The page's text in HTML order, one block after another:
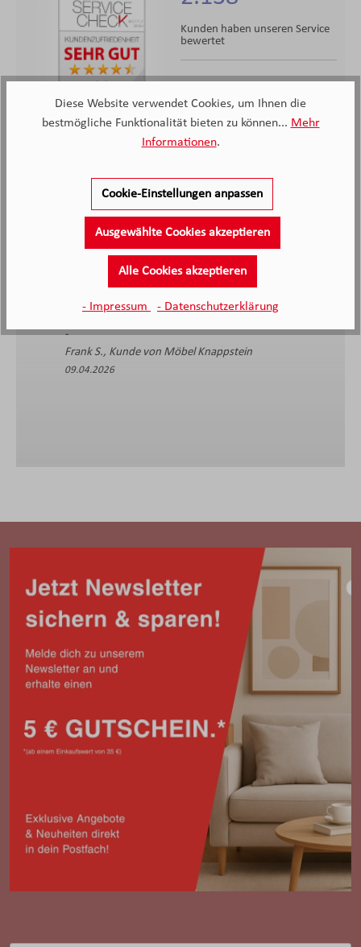
2138 Bewertungen
Stand: 08.08.26
4.4
Kunden haben unseren Service
bewertet
4.4
Durchschnittliche Bewertung
Sehr nette Mitarbeiter; von der Beratung bis zum
Aufbau.
Frank S., Kunde von Möbel Knappstein
09.04.2026
Diese Website verwendet Cookies, um Ihnen die
bestmögliche Funktionalität bieten zu können... Mehr
Informationen.
Cookie-Einstellungen anpassen
Ausgewählte Cookies akzeptieren
Alle Cookies akzeptieren
- Impressum - Datenschutzerklärung